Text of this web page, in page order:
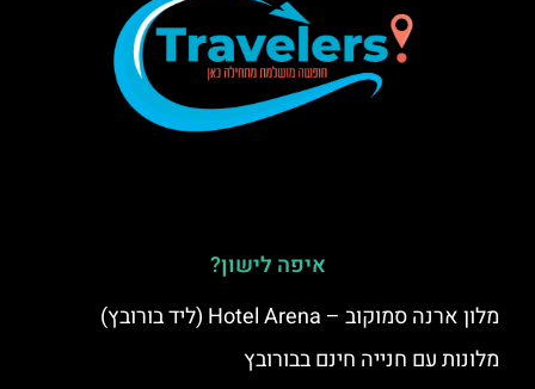
איפה לישון?
מלון ארנה סמוקוב – Hotel Arena (ליד בורובץ)
מלונות עם חנייה חינם בבורובץ